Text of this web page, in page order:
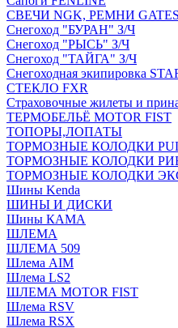
СВЕЧИ NGK, РЕМНИ GATES
Снегоход "БУРАН" З/Ч
Снегоход "РЫСЬ" З/Ч
Снегоход "ТАЙГА" З/Ч
Снегоходная экипировка
СТЕКЛО FXR
Страховочные жилеты и
ТЕРМОБЕЛЬЁ MOTOR FIST
ТОПОРЫ,ЛОПАТЫ
ТОРМОЗНЫЕ КОЛОДКИ
ТОРМОЗНЫЕ КОЛОДКИ
ТОРМОЗНЫЕ КОЛОДКИ
Шины Kenda
ШИНЫ И ДИСКИ
Шины КАМА
ШЛЕМА
ШЛЕМА 509
Шлема AIM
Шлема LS2
ШЛЕМА MOTOR FIST
Шлема RSV
Шлема RSX